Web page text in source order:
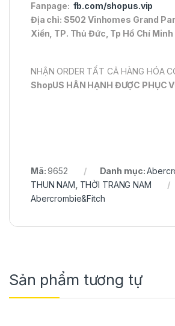
Fanpage: fb.com/shopus.vip
Địa chỉ: S502 Vinhomes Grand
Xiển, TP. Thủ Đức, Tp Hồ Chí Minh
NHẬN ORDER TẤT CẢ HÀNG HÓA
ShopUS HÂN HẠNH ĐƯỢC PHỤC
Mã:9652 Danh mục:
THUN NAM THỜI TRANG NAM
Abercrombie&Fitch
Sản phẩm tương tự